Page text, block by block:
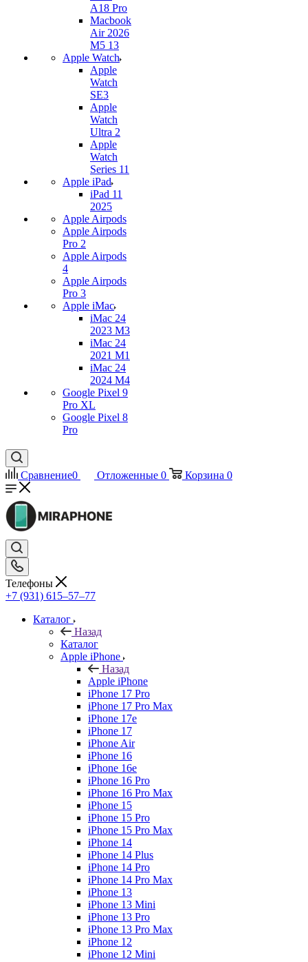
A18 Pro
Macbook
Air 2026
M5 13
Apple Watch
Apple
Watch
SE3
Apple
Watch
Ultra 2
Apple
Watch
Series 11
Apple iPad
iPad 11
2025
Apple Airpods
Apple Airpods
Pro 2
Apple Airpods
4
Apple Airpods
Pro 3
Apple iMac
iMac 24
2023 M3
iMac 24
2021 M1
iMac 24
2024 M4
Google Pixel 9
Pro XL
Google Pixel 8
Pro
Сравнение0 Отложенные 0 Корзина 0
Телефоны
+7 (931) 615‒57‒77
Каталог
Назад
Каталог
Apple iPhone
Назад
Apple iPhone
iPhone 17 Pro
iPhone 17 Pro Max
iPhone 17e
iPhone 17
iPhone Air
iPhone 16
iPhone 16e
iPhone 16 Pro
iPhone 16 Pro Max
iPhone 15
iPhone 15 Pro
iPhone 15 Pro Max
iPhone 14
iPhone 14 Plus
iPhone 14 Pro
iPhone 14 Pro Max
iPhone 13
iPhone 13 Mini
iPhone 13 Pro
iPhone 13 Pro Max
iPhone 12
iPhone 12 Mini